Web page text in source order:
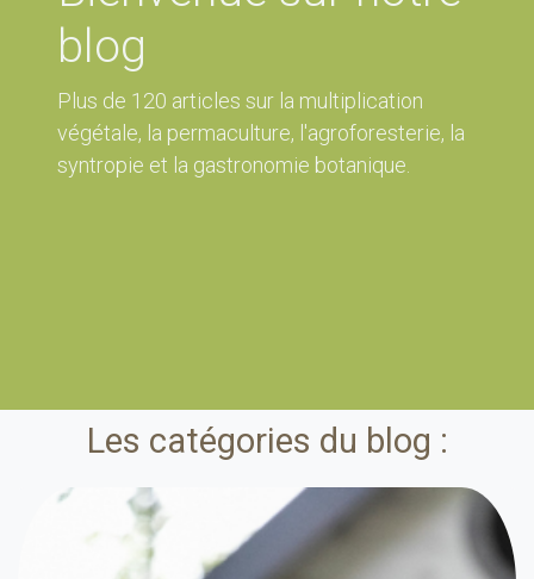
blog
Plus de 120 articles sur la multiplication
végétale, la permaculture, l'agroforesterie, la
syntropie et la gastronomie botanique.
Les catégories du blog :